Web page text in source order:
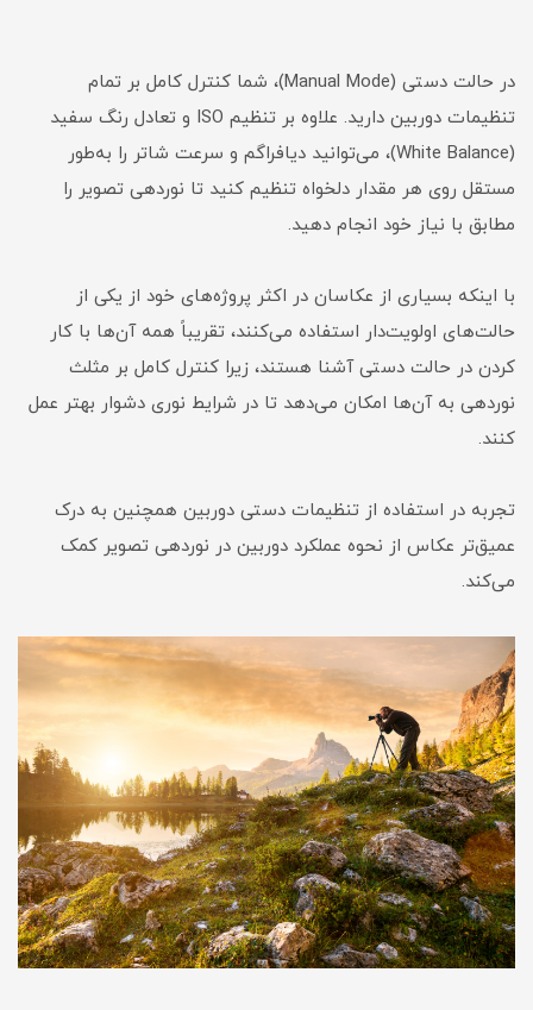
در حالت دستی (Manual Mode)، شما کنترل کامل بر تمام
تنظیمات دوربین دارید. علاوه بر تنظیم ISO و تعادل رنگ سفید
(White Balance)، می‌توانید دیافراگم و سرعت شاتر را به‌طور
مستقل روی هر مقدار دلخواه تنظیم کنید تا نوردهی تصویر را
مطابق با نیاز خود انجام دهید.
با اینکه بسیاری از عکاسان در اکثر پروژه‌های خود از یکی از
حالت‌های اولویت‌دار استفاده می‌کنند، تقریباً همه آن‌ها با کار
کردن در حالت دستی آشنا هستند، زیرا کنترل کامل بر مثلث
نوردهی به آن‌ها امکان می‌دهد تا در شرایط نوری دشوار بهتر عمل
کنند.
تجربه در استفاده از تنظیمات دستی دوربین همچنین به درک
عمیق‌تر عکاس از نحوه عملکرد دوربین در نوردهی تصویر کمک
می‌کند.